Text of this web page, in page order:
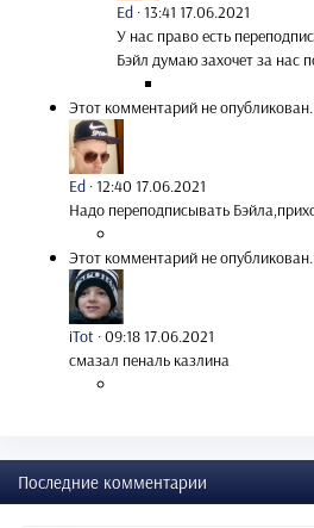
Ed ·13:41 17.06.2021
У нас право есть
Бэйл думаю захочет за нас
Этот комментарий не опубликован.
Ed ·12:40 17.06.2021
Надо переподписывать
Этот комментарий не опубликован.
iTot ·09:18 17.06.2021
смазал пеналь казлина
Последние комментарии